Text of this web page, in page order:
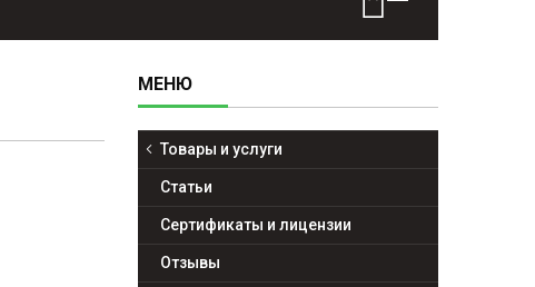
Товары и услуги
Статьи
Сертификаты и лицензии
Отзывы